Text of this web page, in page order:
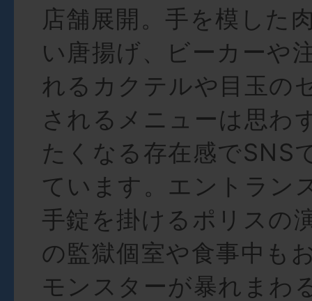
店舗展開。手を模した
い唐揚げ、ビーカーや
れるカクテルや目玉の
されるメニューは思わ
たくなる存在感でSNS
ています。エントラン
手錠を掛けるポリスの
の監獄個室や食事中も
モンスターが暴れまわ